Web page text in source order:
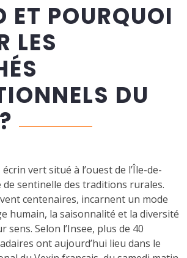
ET POURQUOI
LES
DU
vert situé à l’ouest de l’Île-de-
de sentinelle des traditions rurales.
centenaires, incarnent un mode
humain, la saisonnalité et la diversité
Selon l’Insee, plus de 40
ont aujourd’hui lieu dans le